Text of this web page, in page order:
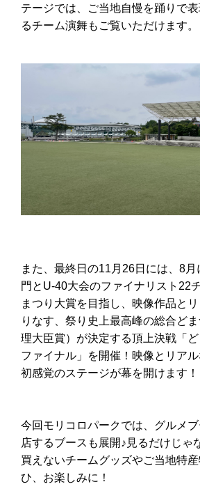
テージでは、ご当地自慢を踊りで
るチーム演舞もご覧いただけます。
また、最終日の11月26日には、8
門とU-40大会のファイナリスト22
まつり大賞を目指し、映像作品と
りなす、祭り史上最高峰の総合ど
理大臣賞）が決定する頂上決戦「
ファイナル」を開催！映像とリア
初感覚のステージが幕を開けます！
今回モリコロパークでは、グルメ
店するブースも展開♪見るだけじゃ
買えないチームグッズやご当地特
ひ、お楽しみに！